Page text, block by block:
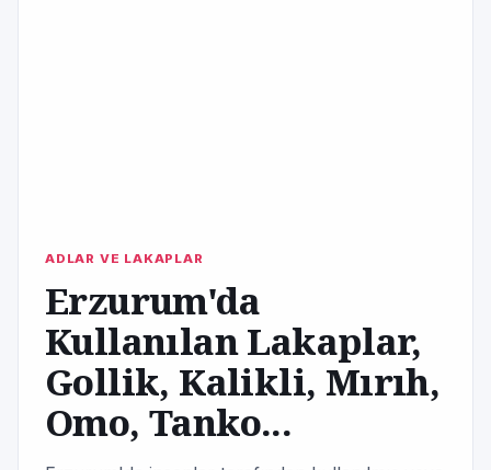
ADLAR VE LAKAPLAR
Erzurum'da
Kullanılan Lakaplar,
Gollik, Kalikli, Mırıh,
Omo, Tanko...